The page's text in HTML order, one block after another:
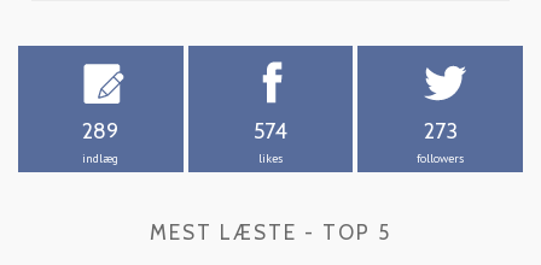
289
indlæg
574
likes
273
followers
MEST LÆSTE - TOP 5